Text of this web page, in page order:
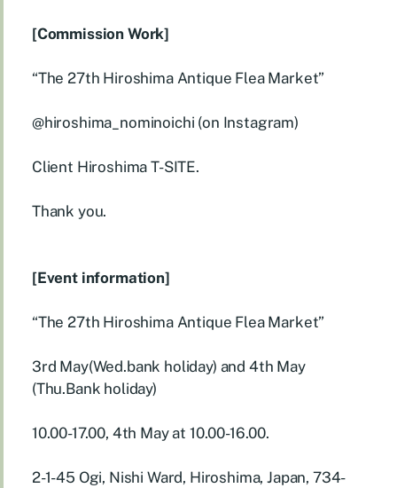
[Commission Work]
“The 27th Hiroshima Antique Flea Market”
@hiroshima_nominoichi (on Instagram)
Client Hiroshima T-SITE.
Thank you.
[Event information]
“The 27th Hiroshima Antique Flea Market”
3rd May(Wed.bank holiday) and 4th May
(Thu.Bank holiday)
10.00-17.00, 4th May at 10.00-16.00.
2-1-45 Ogi, Nishi Ward, Hiroshima, Japan, 734-